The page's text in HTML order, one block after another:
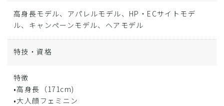
高身長モデル、アパレルモデル、HP・ECサイトモデ
ル、キャンペーンモデル、ヘアモデル
特技・資格
特徴
•高身長（171cm)
•大人顔フェミニン